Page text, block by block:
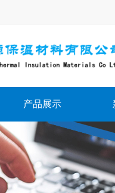
产品展示